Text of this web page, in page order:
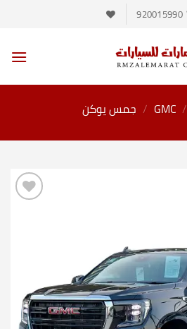
920015990
/
GMC
/ جمس يوكن